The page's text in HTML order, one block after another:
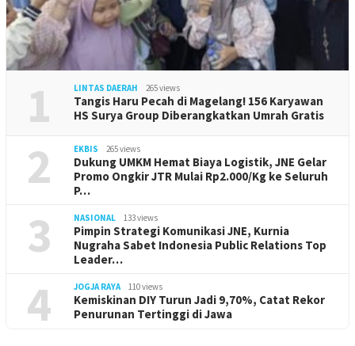
1 LINTAS DAERAH 265 views
Tangis Haru Pecah di Magelang! 156 Karyawan
HS Surya Group Diberangkatkan Umrah Gratis
2 EKBIS 265 views
Dukung UMKM Hemat Biaya Logistik, JNE Gelar
Promo Ongkir JTR Mulai Rp2.000/Kg ke Seluruh
P…
3 NASIONAL 133 views
Pimpin Strategi Komunikasi JNE, Kurnia
Nugraha Sabet Indonesia Public Relations Top
Leader…
4 JOGJA RAYA 110 views
Kemiskinan DIY Turun Jadi 9,70%, Catat Rekor
Penurunan Tertinggi di Jawa